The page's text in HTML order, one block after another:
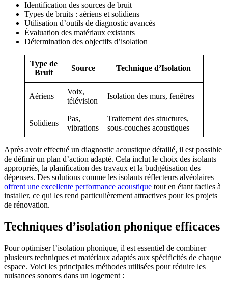
Identification des sources de bruit
Types de bruits : aériens et solidiens
Utilisation d’outils de diagnostic avancés
Évaluation des matériaux existants
Détermination des objectifs d’isolation
Type de
Bruit
Source Technique d’Isolation
Aériens
Voix,
télévision
Isolation des murs, fenêtres
Solidiens
Pas,
vibrations
Traitement des structures,
sous-couches acoustiques
Après avoir effectué un diagnostic acoustique détaillé, il est possible
de définir un plan d’action adapté. Cela inclut le choix des isolants
appropriés, la planification des travaux et la budgétisation des
dépenses. Des solutions comme les isolants réflecteurs alvéolaires
offrent une excellente performance acoustique tout en étant faciles à
installer, ce qui les rend particulièrement attractives pour les projets
de rénovation.
Techniques d’isolation phonique efficaces
Pour optimiser l’isolation phonique, il est essentiel de combiner
plusieurs techniques et matériaux adaptés aux spécificités de chaque
espace. Voici les principales méthodes utilisées pour réduire les
nuisances sonores dans un logement :